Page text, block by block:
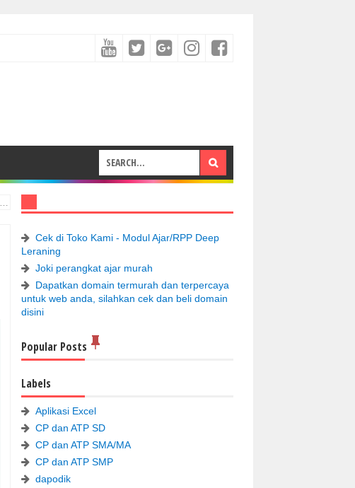
Cek di Toko Kami - Modul Ajar/RPP Deep
Leraning
Joki perangkat ajar murah
Dapatkan domain termurah dan terpercaya
untuk web anda, silahkan cek dan beli domain
disini
Popular Posts
Labels
Aplikasi Excel
CP dan ATP SD
CP dan ATP SMA/MA
CP dan ATP SMP
dapodik